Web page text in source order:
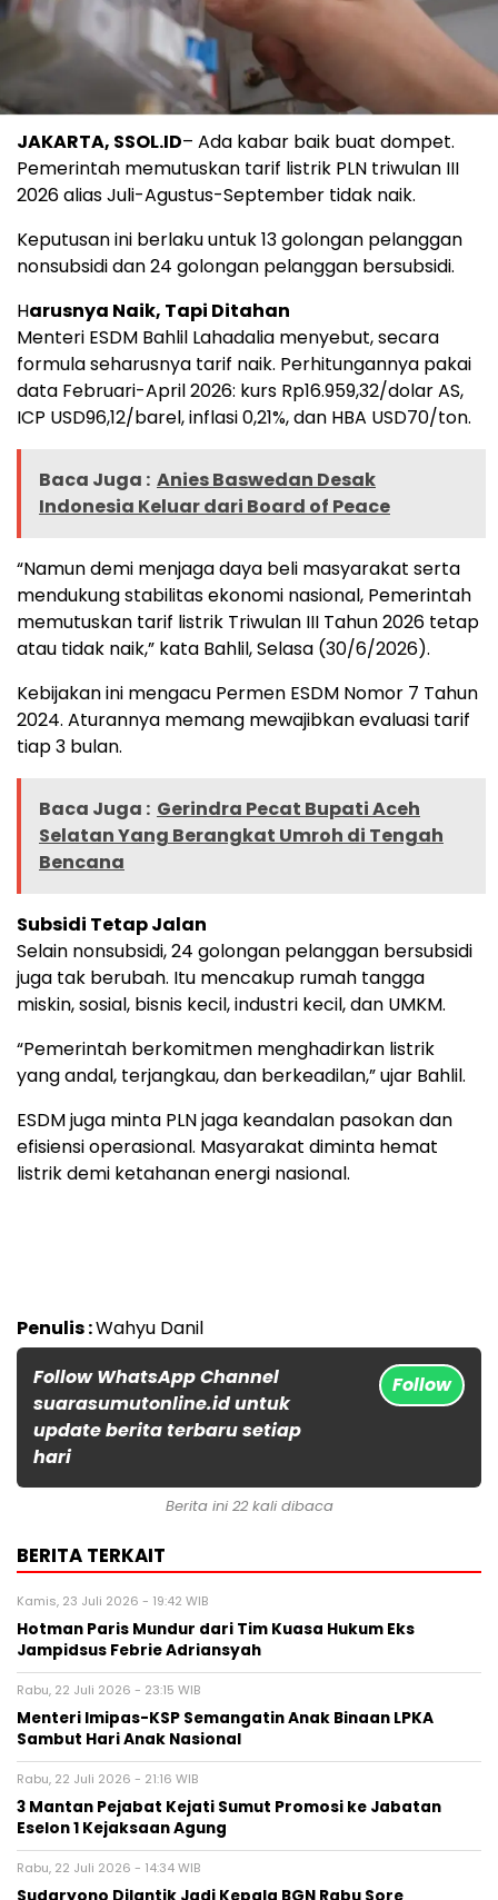
JAKARTA, SSOL.ID– Ada kabar baik buat dompet.
Pemerintah memutuskan tarif listrik PLN triwulan III
2026 alias Juli-Agustus-September tidak naik.
Keputusan ini berlaku untuk 13 golongan pelanggan
nonsubsidi dan 24 golongan pelanggan bersubsidi.
Harusnya Naik, Tapi Ditahan
Menteri ESDM Bahlil Lahadalia menyebut, secara
formula seharusnya tarif naik. Perhitungannya pakai
data Februari-April 2026: kurs Rp16.959,32/dolar AS,
ICP USD96,12/barel, inflasi 0,21%, dan HBA USD70/ton.
Baca Juga : Anies Baswedan Desak
Indonesia Keluar dari Board of Peace
“Namun demi menjaga daya beli masyarakat serta
mendukung stabilitas ekonomi nasional, Pemerintah
memutuskan tarif listrik Triwulan III Tahun 2026 tetap
atau tidak naik,” kata Bahlil, Selasa (30/6/2026).
Kebijakan ini mengacu Permen ESDM Nomor 7 Tahun
2024. Aturannya memang mewajibkan evaluasi tarif
tiap 3 bulan.
Baca Juga : Gerindra Pecat Bupati Aceh
Selatan Yang Berangkat Umroh di Tengah
Bencana
Subsidi Tetap Jalan
Selain nonsubsidi, 24 golongan pelanggan bersubsidi
juga tak berubah. Itu mencakup rumah tangga
miskin, sosial, bisnis kecil, industri kecil, dan UMKM.
“Pemerintah berkomitmen menghadirkan listrik
yang andal, terjangkau, dan berkeadilan,” ujar Bahlil.
ESDM juga minta PLN jaga keandalan pasokan dan
efisiensi operasional. Masyarakat diminta hemat
listrik demi ketahanan energi nasional.
Penulis :Wahyu Danil
Follow WhatsApp Channel
suarasumutonline.id untuk
update berita terbaru setiap
hari
Follow
Berita ini 22 kali dibaca
BERITA TERKAIT
Kamis, 23 Juli 2026 - 19:42 WIB
Hotman Paris Mundur dari Tim Kuasa Hukum Eks
Jampidsus Febrie Adriansyah
Rabu, 22 Juli 2026 - 23:15 WIB
Menteri Imipas-KSP Semangatin Anak Binaan LPKA
Sambut Hari Anak Nasional
Rabu, 22 Juli 2026 - 21:16 WIB
3 Mantan Pejabat Kejati Sumut Promosi ke Jabatan
Eselon 1 Kejaksaan Agung
Rabu, 22 Juli 2026 - 14:34 WIB